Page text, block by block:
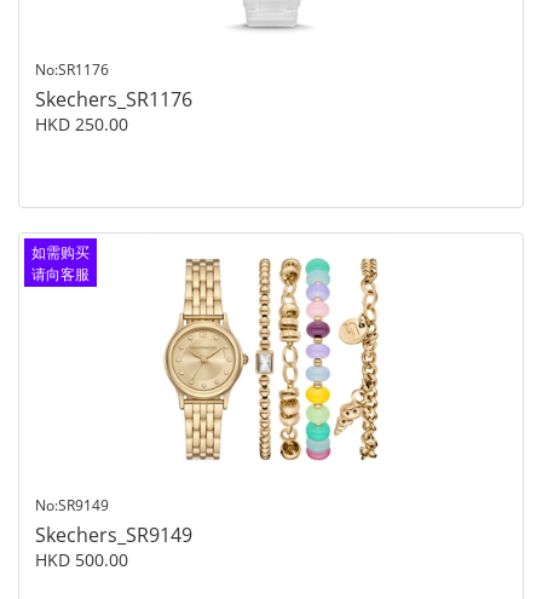
No:SR1176
Skechers_SR1176
HKD 250.00
如需购买
请向客服
No:SR9149
Skechers_SR9149
HKD 500.00